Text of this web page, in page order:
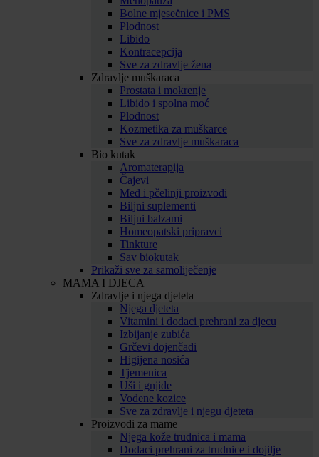
Bolne mjesečnice i PMS
Plodnost
Libido
Kontracepcija
Sve za zdravlje žena
Zdravlje muškaraca
Prostata i mokrenje
Libido i spolna moć
Plodnost
Kozmetika za muškarce
Sve za zdravlje muškaraca
Bio kutak
Aromaterapija
Čajevi
Med i pčelinji proizvodi
Biljni suplementi
Biljni balzami
Homeopatski pripravci
Tinkture
Sav biokutak
Prikaži sve za samoliječenje
MAMA I DJECA
Zdravlje i njega djeteta
Njega djeteta
Vitamini i dodaci prehrani za djecu
Izbijanje zubića
Grčevi dojenčadi
Higijena nosića
Tjemenica
Uši i gnjide
Vodene kozice
Sve za zdravlje i njegu djeteta
Proizvodi za mame
Njega kože trudnica i mama
Dodaci prehrani za trudnice i dojilje